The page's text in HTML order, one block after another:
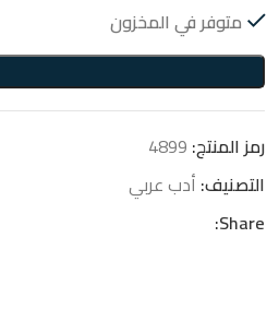
متوفر في المخزون
رمز المنتج: 4899
التصنيف: أدب عربي
Share: